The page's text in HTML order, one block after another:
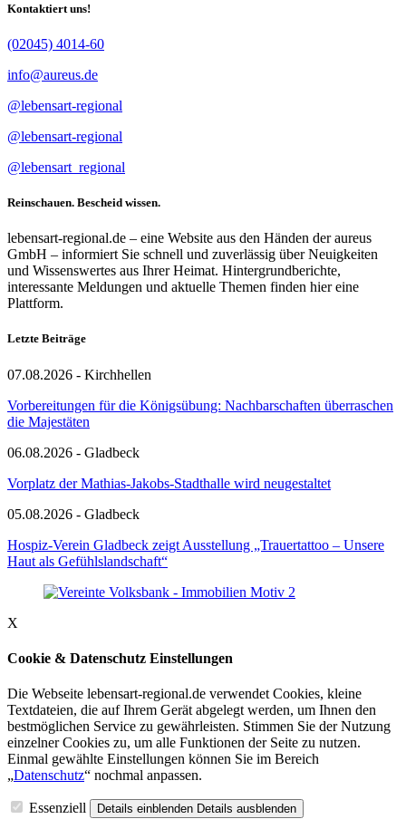
Kontaktiert uns!
(02045) 4014-60
info@aureus.de
@lebensart-regional
@lebensart-regional
@lebensart_regional
Reinschauen. Bescheid wissen.
lebensart-regional.de – eine Website aus den Händen der aureus
GmbH – informiert Sie schnell und zuverlässig über Neuigkeiten
und Wissenswertes aus Ihrer Heimat. Hintergrundberichte,
interessante Meldungen und aktuelle Themen finden hier eine
Plattform.
Letzte Beiträge
07.08.2026 - Kirchhellen
Vorbereitungen für die Königsübung: Nachbarschaften überraschen
die Majestäten
06.08.2026 - Gladbeck
Vorplatz der Mathias-Jakobs-Stadthalle wird neugestaltet
05.08.2026 - Gladbeck
Hospiz-Verein Gladbeck zeigt Ausstellung „Trauertattoo – Unsere
Haut als Gefühlslandschaft“
X
Cookie & Datenschutz Einstellungen
Die Webseite lebensart-regional.de verwendet Cookies, kleine
Textdateien, die auf Ihrem Gerät abgelegt werden, um Ihnen den
bestmöglichen Service zu gewährleisten. Stimmen Sie der Nutzung
einzelner Cookies zu, um alle Funktionen der Seite zu nutzen.
Einmal gewählte Einstellungen können Sie im Bereich
„Datenschutz“ nochmal anpassen.
Essenziell Details einblenden Details ausblenden